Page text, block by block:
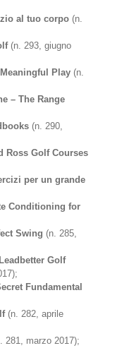
al tuo corpo (n.
(n. 293, giugno
Play (n.
– The Range
(n. 290,
Ross Golf Courses
per un grande
Conditioning for
Swing (n. 285,
Golf
Fundamental
(n. 282, aprile
281, marzo 2017);